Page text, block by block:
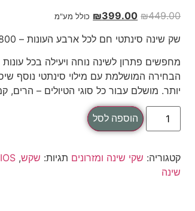
₪449.00
₪399.00 כולל מע"מ
שק שינה סינתטי חם לכל ארבע העונות – HELIOS 800
הבחירה המושלמת עם מילוי סינתטי נוסף
יותר. מושלם עבור כל סוגי הטיולים – הרים,
הוספה לסל
קטגוריה: שקי שינה ומזרונים תגיות: שקש,
שינה